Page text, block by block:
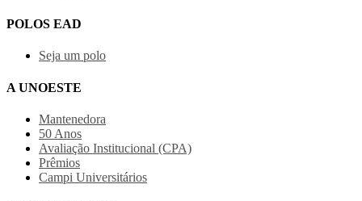
POLOS EAD
Seja um polo
A UNOESTE
Mantenedora
50 Anos
Avaliação Institucional (CPA)
Prêmios
Campi Universitários